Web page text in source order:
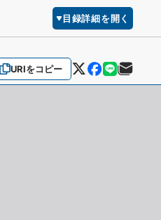
目録詳細を開く
URIをコピー